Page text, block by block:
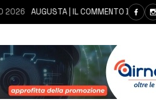
AUGUSTA | IL COMMENTO DEI